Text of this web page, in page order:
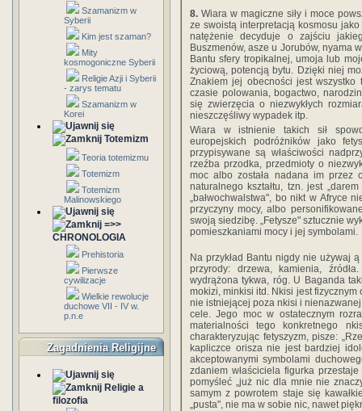
Szamanizm w
Syberii
Kim jest szaman?
Mity
kosmogoniczne Syberii
Religie Azji i Syberii
- zarys tematu
Szamanizm w
Korei
Totemizm
Teoria totemizmu
Totemizm
Totemizm
Malinowskiego
=>>
CHRONOLOGIA
Prehistoria
Pierwsze
cywilizacje
Wielkie rewolucje
duchowe VII - IV w.
p.n.e
Zagadnienia Religijne
Religie a
filozofia
8. Wiara w magiczne siły i moce
ze swoistą interpretacją kosmosu jako
natężenie decyduje o zajściu
Buszmenów, asze u Jorubów, nyama
Bantu sfery tropikalnej, umoja lub
życiową, potencją bytu. Dzięki niej
Znakiem jej obecności jest wszystko
czasie polowania, bogactwo,
się zwierzęcia o niezwykłych
nieszczęśliwy wypadek itp.
Wiara w istnienie takich sił
europejskich podróżników jako
przypisywane są właściwości
rzeźba przodka, przedmioty o
moc albo została nadana im przez
naturalnego kształtu, tzn. jest
„bałwochwalstwa", bo nikt w Afryce
przyczyny mocy, albo
swoją siedzibę. „Fetysze" sztucznie
pomieszkaniami mocy i jej symbolami.
Na przykład Bantu nigdy nie używaj
przyrody: drzewa, kamienia,
wydrążona tykwa, róg. U Baganda
mokizi, minkisi itd. Nkisi jest
nie istniejącej poza nkisi i
cele. Jego moc w ostatecznym
materialności tego konkretnego
charakteryzując fetyszyzm, pisze:
kapliczce orisza nie jest bardziej
akceptowanymi symbolami
zdaniem właściciela figurka
pomyśleć „już nic dla mnie nie
samym z powrotem staje się
„pusta", nie ma w sobie nic, nawet